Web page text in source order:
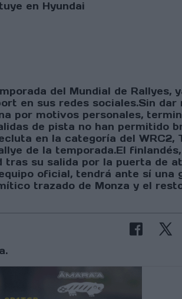
del Mundial de Rallyes,
en sus redes sociales.Sin dar
por motivos personales,
de pista no han permitido
en la categoría del WRC2,
de la temporada.El
tras su salida por la puerta de
oficial, tendrá ante sí una
trazado de Monza y el